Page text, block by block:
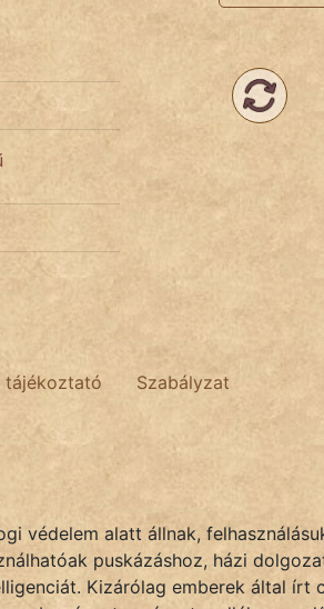
tájékoztató
Szabályzat
védelem alatt állnak,
puskázáshoz, házi
Kizárólag emberek által írt